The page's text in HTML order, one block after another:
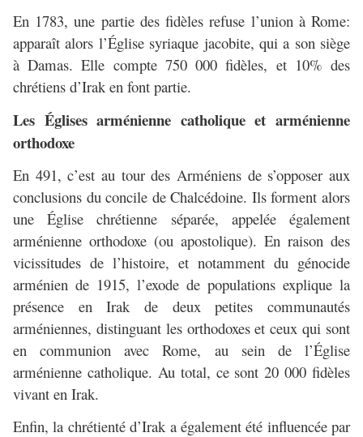
En 1783, une partie des fidèles refuse l’union à Rome:
apparaît alors l’Église syriaque jacobite, qui a son siège
à Damas. Elle compte 750 000 fidèles, et 10% des
chrétiens d’Irak en font partie.
Les Églises arménienne catholique et arménienne
orthodoxe
En 491, c’est au tour des Arméniens de s’opposer aux
conclusions du concile de Chalcédoine. Ils forment alors
une Église chrétienne séparée, appelée également
arménienne orthodoxe (ou apostolique). En raison des
vicissitudes de l’histoire, et notamment du génocide
arménien de 1915, l’exode de populations explique la
présence en Irak de deux petites communautés
arméniennes, distinguant les orthodoxes et ceux qui sont
en communion avec Rome, au sein de l’Église
arménienne catholique. Au total, ce sont 20 000 fidèles
vivant en Irak.
Enfin, la chrétienté d’Irak a également été influencée par